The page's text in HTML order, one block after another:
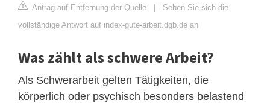
Antrag auf Entfernung der Quelle | Sehen Sie sich die
vollständige Antwort auf index-gute-arbeit.dgb.de an
Was zählt als schwere Arbeit?
Als Schwerarbeit gelten Tätigkeiten, die
körperlich oder psychisch besonders belastend